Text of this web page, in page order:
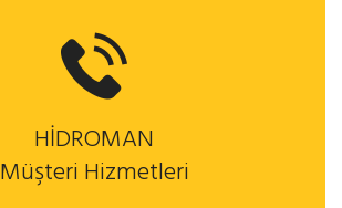
HİDROMAN
Müşteri Hizmetleri